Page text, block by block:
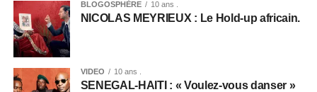
BLOGOSPHÈRE 10 ans .
NICOLAS MEYRIEUX : Le Hold-up africain.
VIDEO 10 ans .
SENEGAL-HAITI : « Voulez-vous danser »